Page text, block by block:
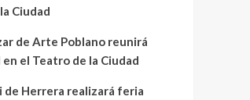
Ciudad
de Arte Poblano reunirá
el Teatro de la Ciudad
de Herrera realizará feria